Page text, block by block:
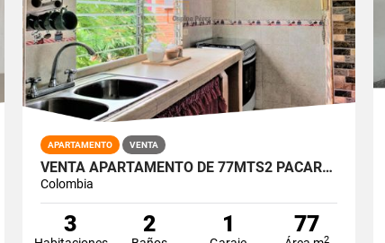
APARTAMENTO VENTA
VENTA APARTAMENTO DE 77MTS2 PACARA, NORTE DE CALI 13799-1
Colombia
3 2 1 77
2